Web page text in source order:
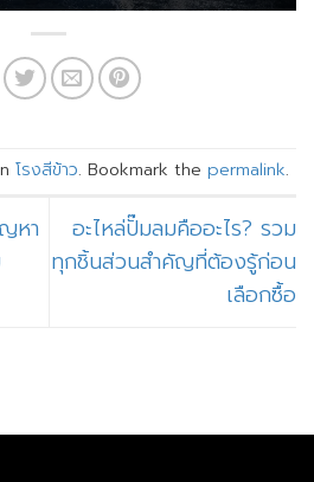
โรงสีข้าว. Bookmark the permalink.
หา
อะไหล่ปั๊มลมคืออะไร? รวม
ทุกชิ้นส่วนสำคัญที่ต้องรู้ก่อน
เลือกซื้อ